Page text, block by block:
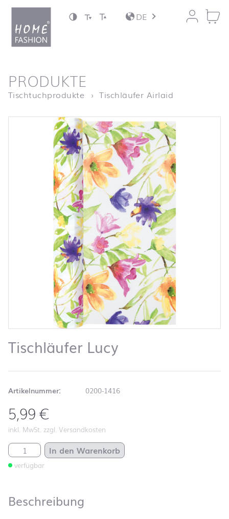
Zum Inhalt springen
DE
Startseite
PRODUKTE
Tischtuchprodukte Tischläufer Airlaid
Tischläufer Lucy
Artikelnummer: 0200-1416
5,99€
inkl. MwSt. zzgl. Versandkosten
Tischläufer Lucy Menge
verfügbar
In den Warenkorb
Beschreibung